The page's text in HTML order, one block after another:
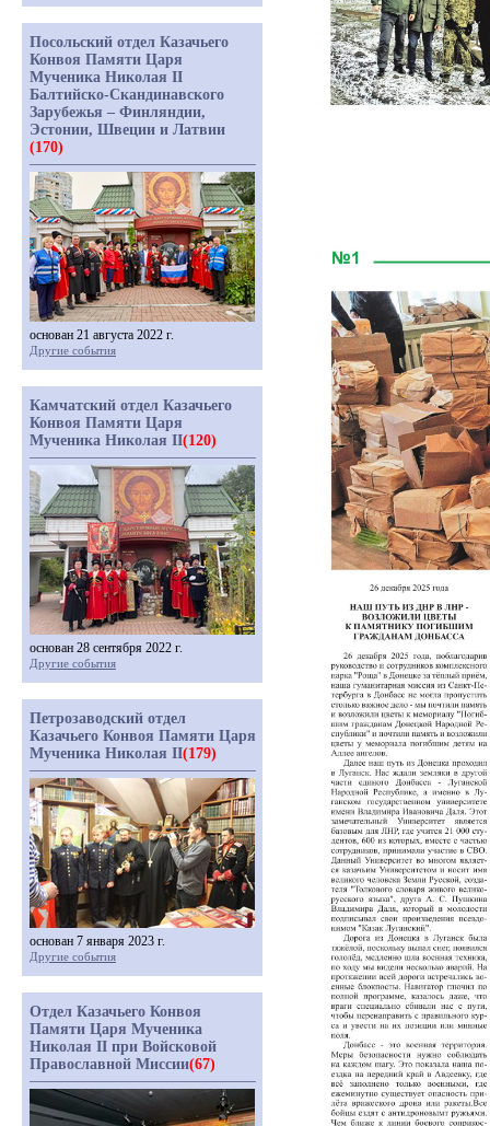
Посольский отдел Казачьего
Конвоя Памяти Царя
Мученика Николая II
Балтийско-Скандинавского
Зарубежья – Финляндии,
Эстонии, Швеции и Латвии
(170)
основан 21 августа 2022 г.
Другие события
Камчатский отдел Казачьего
Конвоя Памяти Царя
Мученика Николая II(120)
основан 28 сентября 2022 г.
Другие события
Петрозаводский отдел
Казачьего Конвоя Памяти Царя
Мученика Николая II(179)
основан 7 января 2023 г.
Другие события
Отдел Казачьего Конвоя
Памяти Царя Мученика
Николая II при Войсковой
Православной Миссии(67)